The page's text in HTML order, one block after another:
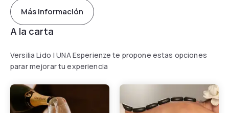
Más información
A la carta
Versilia Lido | UNA Esperienze te propone estas opciones
parar mejorar tu experiencia